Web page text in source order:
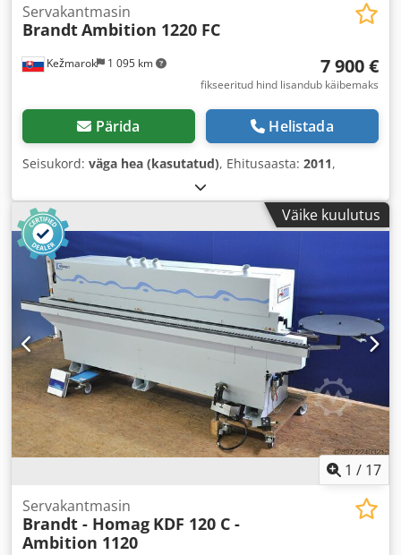
Kežmarok 1 095 km
Servakantmasin
BrandtAmbition 1220 FC
7 900 €
fikseeritud hind lisandub käibemaks
Pärida Helistada
Seisukord: väga hea (kasutatud), Ehitusaasta: 2011,
Väike kuulutus
1 / 17
Servakantmasin
Brandt - Homag KDF 120 C -
Ambition 1120